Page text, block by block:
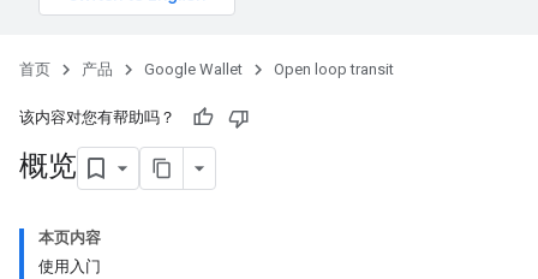
首页 产品 Google Wallet Open loop transit
该内容对您有帮助吗？
概览
本页内容
使用入门